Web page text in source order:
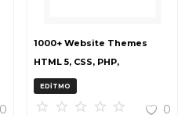
0
1000+ Website Themes
HTML 5, CSS, PHP,
WordPress Bundle
20240917T145511Z 001 (ZIP)
EDITMO
0